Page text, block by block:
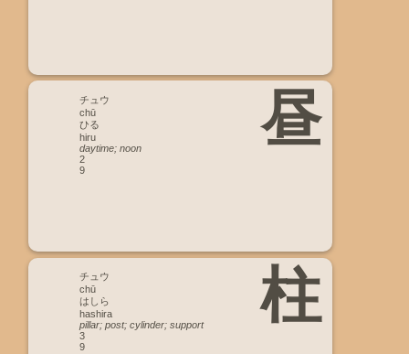
昼
チュウ
chū
ひる
hiru
daytime; noon
2
9
柱
チュウ
chū
はしら
hashira
pillar; post; cylinder; support
3
9